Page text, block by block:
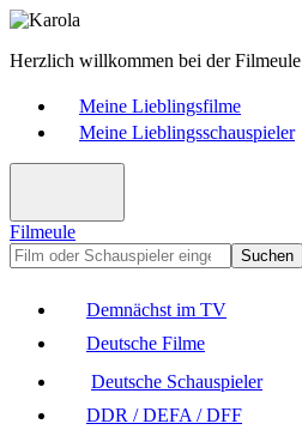
Herzlich willkommen bei der Filmeule
Meine Lieblingsfilme
Meine Lieblingsschauspieler
Filmeule
Suchen
Demnächst im TV
Deutsche Filme
Deutsche Schauspieler
DDR / DEFA / DFF